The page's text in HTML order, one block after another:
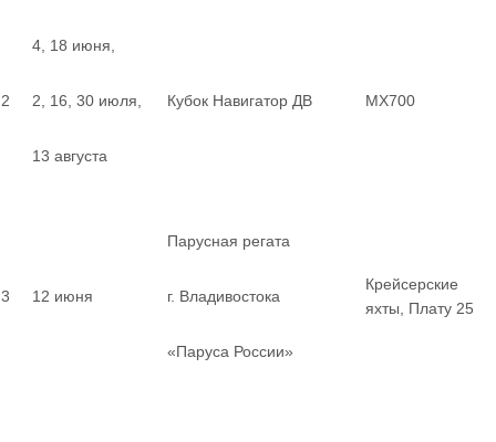
2
4, 18 июня,
2, 16, 30 июля,
13 августа
Кубок Навигатор ДВ MX700
3 12 июня
Парусная регата
г. Владивостока
«Паруса России»
Крейсерские
яхты, Плату 25